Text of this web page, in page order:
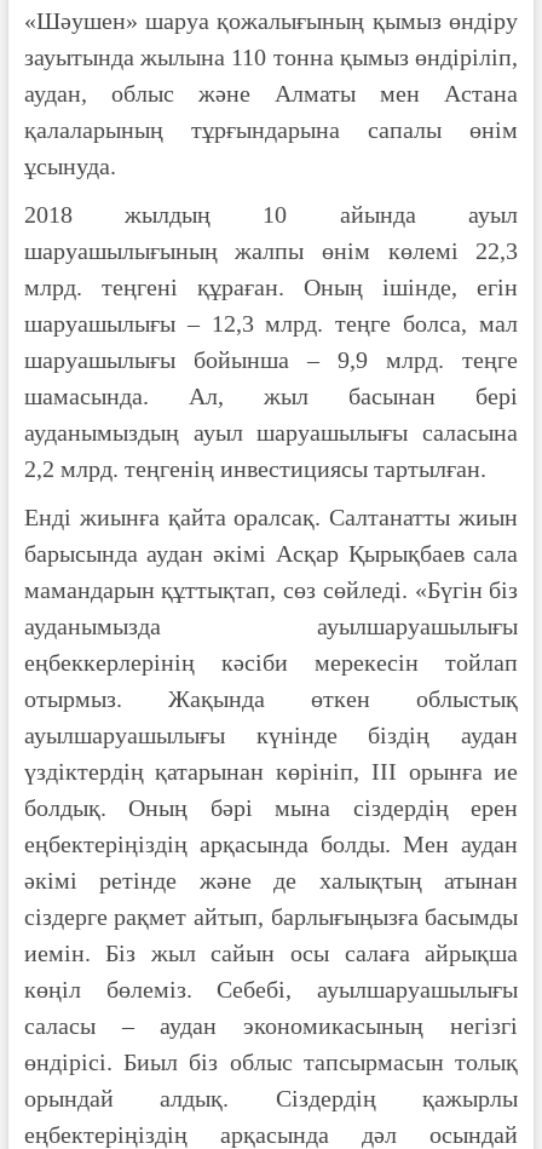
«Шәушен» шаруа қожалығының қымыз өндіру
зауытында жылына 110 тонна қымыз өндіріліп,
аудан, облыс және Алматы мен Астана
қалаларының тұрғындарына сапалы өнім
ұсынуда.
2018 жылдың 10 айында ауыл
шаруашылығының жалпы өнім көлемі 22,3
млрд. теңгені құраған. Оның ішінде, егін
шаруашылығы – 12,3 млрд. теңге болса, мал
шаруашылығы бойынша – 9,9 млрд. теңге
шамасында. Ал, жыл басынан бері
ауданымыздың ауыл шаруашылығы саласына
2,2 млрд. теңгенің инвестициясы тартылған.
Енді жиынға қайта оралсақ. Салтанатты жиын
барысында аудан әкімі Асқар Қырықбаев сала
мамандарын құттықтап, сөз сөйледі. «Бүгін біз
ауданымызда ауылшаруашылығы
еңбеккерлерінің кәсіби мерекесін тойлап
отырмыз. Жақында өткен облыстық
ауылшаруашылығы күнінде біздің аудан
үздіктердің қатарынан көрініп, ІІІ орынға ие
болдық. Оның бәрі мына сіздердің ерен
еңбектеріңіздің арқасында болды. Мен аудан
әкімі ретінде және де халықтың атынан
сіздерге рақмет айтып, барлығыңызға басымды
иемін. Біз жыл сайын осы салаға айрықша
көңіл бөлеміз. Себебі, ауылшаруашылығы
саласы – аудан экономикасының негізгі
өндірісі. Биыл біз облыс тапсырмасын толық
орындай алдық. Сіздердің қажырлы
еңбектеріңіздің арқасында дәл осындай